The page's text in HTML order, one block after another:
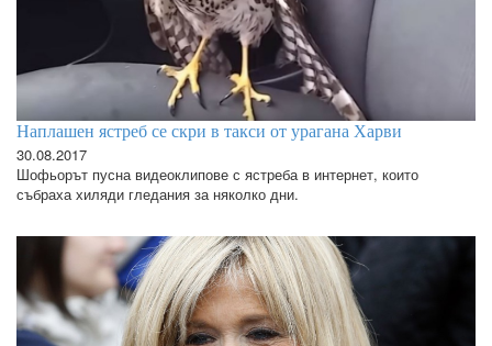
Наплашен ястреб се скри в такси от урагана Харви
30.08.2017
Шофьорът пусна видеоклипове с ястреба в интернет, които
събраха хиляди гледания за няколко дни.